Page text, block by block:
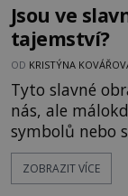
Jsou ve
tajemství?
OD KRISTÝNA
Tyto slavné
nás, ale
symbolů nebo
děl záměrně
později, díky
ZOBRAZIT VÍCE